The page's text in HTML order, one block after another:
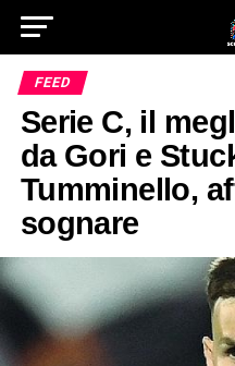
FEED
Serie C, il
da Gori e
Tumminello,
sognare